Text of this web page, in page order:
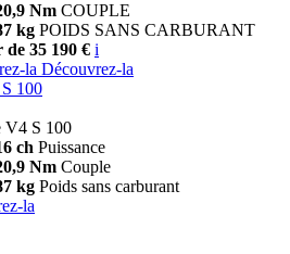
Nm COUPLE
kg POIDS SANS CARBURANT
35 190 € i
la Découvrez-la
100
V4 S 100
ch Puissance
Nm Couple
kg Poids sans carburant
la